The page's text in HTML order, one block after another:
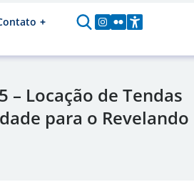
– Locação de Tendas
para o Revelando